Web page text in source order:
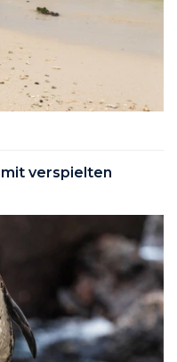
verspielten